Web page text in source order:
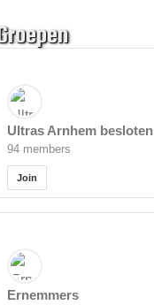
Groepen
Ultras Arnhem besloten
94 members
Join
Ernemmers